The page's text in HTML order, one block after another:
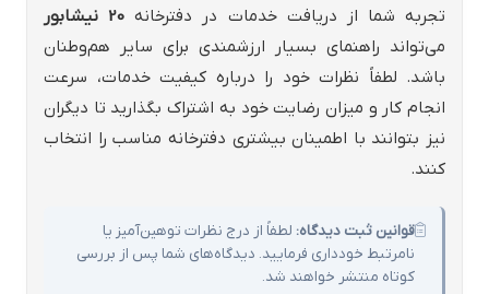
تجربه شما از دریافت خدمات در دفترخانه 20 نيشابور
می‌تواند راهنمای بسیار ارزشمندی برای سایر هم‌وطنان
باشد. لطفاً نظرات خود را درباره کیفیت خدمات، سرعت
انجام کار و میزان رضایت خود به اشتراک بگذارید تا دیگران
نیز بتوانند با اطمینان بیشتری دفترخانه مناسب را انتخاب
کنند.
قوانین ثبت دیدگاه: لطفاً از درج نظرات توهین‌آمیز یا
نامرتبط خودداری فرمایید. دیدگاه‌های شما پس از بررسی
کوتاه منتشر خواهند شد.